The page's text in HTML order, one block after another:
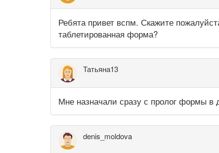
Ребята привет вспм. Скажите
таблетированная форма?
Татьяна13
Мне назначали сразу с пролог формы в
denis_moldova